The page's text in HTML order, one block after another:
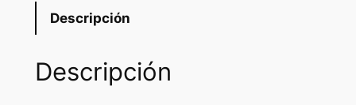
Descripción
Descripción